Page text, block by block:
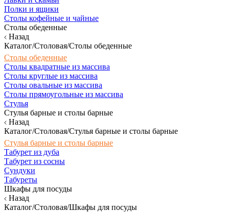
Полки и ящики
Столы кофейные и чайные
Столы обеденные
Назад
Каталог/Столовая/Столы обеденные
Столы обеденные
Столы квадратные из массива
Столы круглые из массива
Столы овальные из массива
Столы прямоугольные из массива
Стулья
Стулья барные и столы барные
Назад
Каталог/Столовая/Стулья барные и столы барные
Стулья барные и столы барные
Табурет из дуба
Табурет из сосны
Сундуки
Табуреты
Шкафы для посуды
Назад
Каталог/Столовая/Шкафы для посуды